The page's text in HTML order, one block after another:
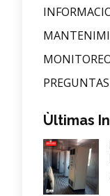
Ùltimas